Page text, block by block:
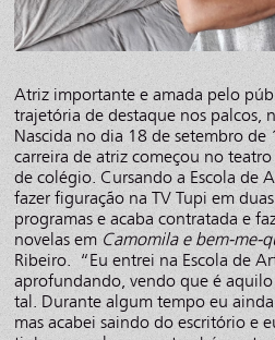
Atriz importante e amada pelo
trajetória de destaque nos palcos,
Nascida no dia 18 de setembro de
carreira de atriz começou no
de colégio. Cursando a Escola de
fazer figuração na TV Tupi em
programas e acaba contratada e
novelas em Camomila e bem-me-
Ribeiro. “Eu entrei na Escola de
aprofundando, vendo que é
tal. Durante algum tempo eu
mas acabei saindo do escritório e